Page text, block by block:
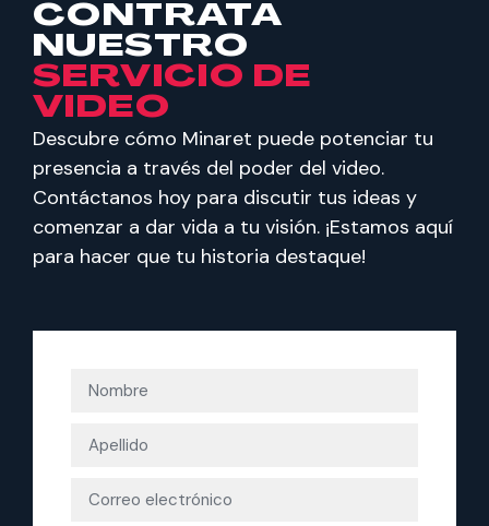
CONTRATA
NUESTRO
SERVICIO DE
VIDEO
Descubre cómo Minaret puede potenciar tu
presencia a través del poder del video.
Contáctanos hoy para discutir tus ideas y
comenzar a dar vida a tu visión. ¡Estamos aquí
para hacer que tu historia destaque!